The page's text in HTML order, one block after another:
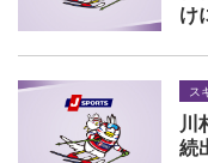
け
ス
川
続